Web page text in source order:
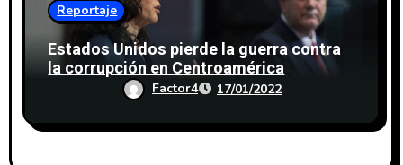
Reportaje
Estados Unidos pierde la guerra contra
la corrupción en Centroamérica
Factor4 17/01/2022